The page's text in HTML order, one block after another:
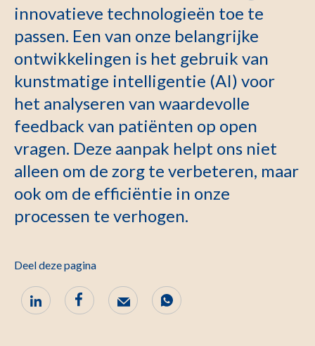
innovatieve technologieën toe te
passen. Een van onze belangrijke
ontwikkelingen is het gebruik van
kunstmatige intelligentie (AI) voor
het analyseren van waardevolle
feedback van patiënten op open
vragen. Deze aanpak helpt ons niet
alleen om de zorg te verbeteren, maar
ook om de efficiëntie in onze
processen te verhogen.
Deel deze pagina